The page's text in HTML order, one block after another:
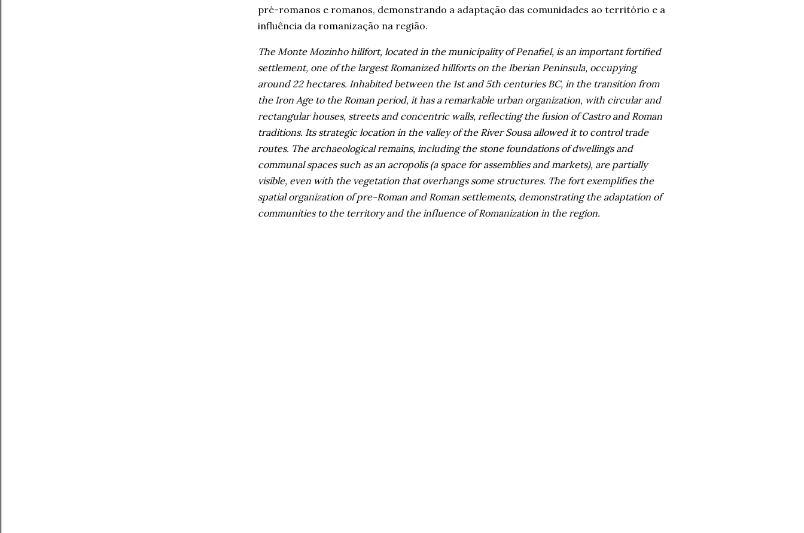
pré-romanos e romanos, demonstrando a adaptação das comunidades ao território e a
influência da romanização na região.
The Monte Mozinho hillfort, located in the municipality of Penafiel, is an important fortified
settlement, one of the largest Romanized hillforts on the Iberian Peninsula, occupying
around 22 hectares. Inhabited between the 1st and 5th centuries BC, in the transition from
the Iron Age to the Roman period, it has a remarkable urban organization, with circular and
rectangular houses, streets and concentric walls, reflecting the fusion of Castro and Roman
traditions. Its strategic location in the valley of the River Sousa allowed it to control trade
routes. The archaeological remains, including the stone foundations of dwellings and
communal spaces such as an acropolis (a space for assemblies and markets), are partially
visible, even with the vegetation that overhangs some structures. The fort exemplifies the
spatial organization of pre-Roman and Roman settlements, demonstrating the adaptation of
communities to the territory and the influence of Romanization in the region.